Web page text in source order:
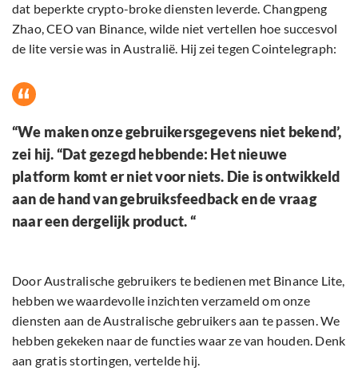
dat beperkte crypto-broke diensten leverde. Changpeng
Zhao, CEO van Binance, wilde niet vertellen hoe succesvol
de lite versie was in Australië. Hij zei tegen Cointelegraph:
“We maken onze gebruikersgegevens niet bekend’,
zei hij. “Dat gezegd hebbende: Het nieuwe
platform komt er niet voor niets. Die is ontwikkeld
aan de hand van gebruiksfeedback en de vraag
naar een dergelijk product. “
Door Australische gebruikers te bedienen met Binance Lite,
hebben we waardevolle inzichten verzameld om onze
diensten aan de Australische gebruikers aan te passen. We
hebben gekeken naar de functies waar ze van houden. Denk
aan gratis stortingen, vertelde hij.